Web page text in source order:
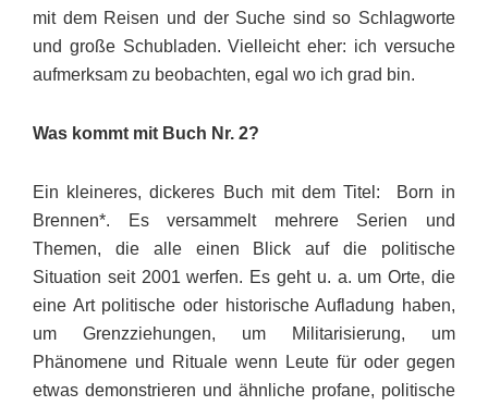
mit dem Reisen und der Suche sind so Schlagworte
und große Schub­laden. Vielleicht eher: ich versuche
aufmerksam zu beobachten, egal wo ich grad bin.
Was kommt mit Buch Nr. 2?
Ein kleineres, dickeres Buch mit dem Titel: Born in
Brennen*. Es versammelt mehrere Serien und
Themen, die alle einen Blick auf die politische
Situation seit 2001 werfen. Es geht u. a. um Orte, die
eine Art politische oder historische Aufladung haben,
um Grenz­ziehungen, um Militarisierung, um
Phänomene und Rituale wenn Leute für oder gegen
etwas demonstrieren und ähnliche profane, politische